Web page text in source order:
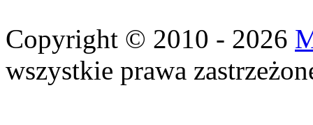
Copyright © 2010 - 2026
wszystkie prawa